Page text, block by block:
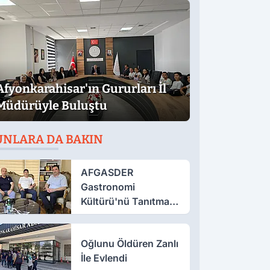
Gururları İl
Buluştu
DA BAKIN
AFGASDER
Gastronomi
Kültürü'nü Tanıtmak
İçin Çalışıyor
Oğlunu Öldüren Zanlı
İle Evlendi